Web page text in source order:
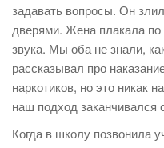
задавать вопросы. Он
дверями. Жена плакала
звука. Мы оба не знали,
рассказывал про
наркотиков, но это никак
наш подход заканчивался
Когда в школу позвонила